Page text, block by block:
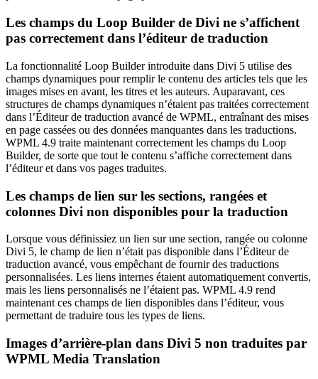
Les champs du Loop Builder de Divi ne s’affichent
pas correctement dans l’éditeur de traduction
La fonctionnalité Loop Builder introduite dans Divi 5 utilise des
champs dynamiques pour remplir le contenu des articles tels que les
images mises en avant, les titres et les auteurs. Auparavant, ces
structures de champs dynamiques n’étaient pas traitées correctement
dans l’Éditeur de traduction avancé de WPML, entraînant des mises
en page cassées ou des données manquantes dans les traductions.
WPML 4.9 traite maintenant correctement les champs du Loop
Builder, de sorte que tout le contenu s’affiche correctement dans
l’éditeur et dans vos pages traduites.
Les champs de lien sur les sections, rangées et
colonnes Divi non disponibles pour la traduction
Lorsque vous définissiez un lien sur une section, rangée ou colonne
Divi 5, le champ de lien n’était pas disponible dans l’Éditeur de
traduction avancé, vous empêchant de fournir des traductions
personnalisées. Les liens internes étaient automatiquement convertis,
mais les liens personnalisés ne l’étaient pas. WPML 4.9 rend
maintenant ces champs de lien disponibles dans l’éditeur, vous
permettant de traduire tous les types de liens.
Images d’arrière-plan dans Divi 5 non traduites par
WPML Media Translation